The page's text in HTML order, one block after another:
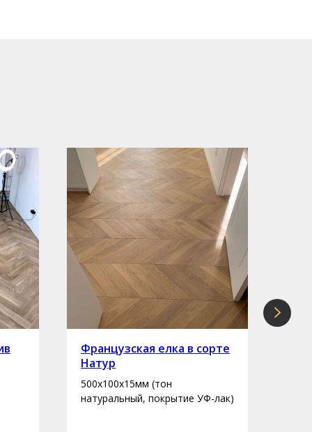
Французская елка в сорте
Натур
500х100х15мм (тон
натуральный, покрытие УФ-лак)